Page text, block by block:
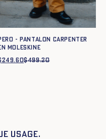
- Pantalon carpenter
moleskine
$499.20Le
249.60
Le
usage.